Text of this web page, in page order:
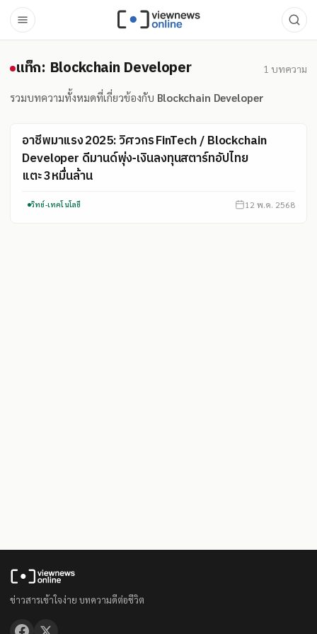
แท็ก: Blockchain Developer
แท็ก: Blockchain Developer 1 บทความ
รวมบทความทั้งหมดที่เกี่ยวข้องกับ Blockchain Developer
อาชีพมาแรง 2025: วิศวกร FinTech / Blockchain
Developer ดีมานด์พุ่ง‑เงินลงทุนสตาร์ทอัปไทย
แตะ 3 หมื่นล้าน
วิทย์-เทคโนโลยี 12 พ.ค. 2568
ข่าวสารเข้าใจง่าย บทความดีต่อชีวิต